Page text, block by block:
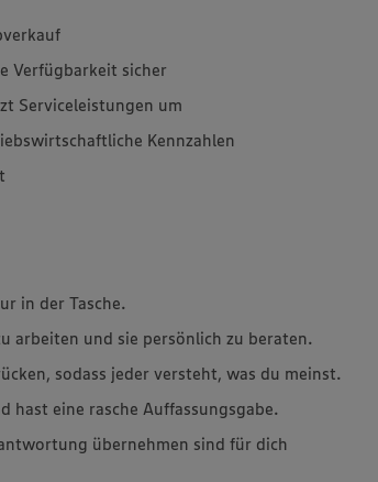
Verfügbarkeit sicher
Serviceleistungen um
Kennzahlen
in der Tasche.
arbeiten und sie persönlich zu beraten.
sodass jeder versteht, was du meinst.
hast eine rasche Auffassungsgabe.
übernehmen sind für dich